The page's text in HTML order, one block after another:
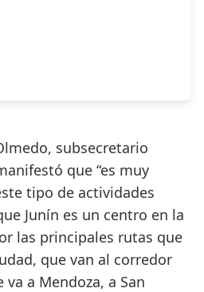
subsecretario
que “es muy
tipo de actividades
Junín es un centro en la
las principales rutas que
que van al corredor
a Mendoza, a San